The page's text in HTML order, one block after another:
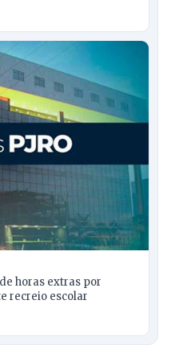
horas extras por
recreio escolar